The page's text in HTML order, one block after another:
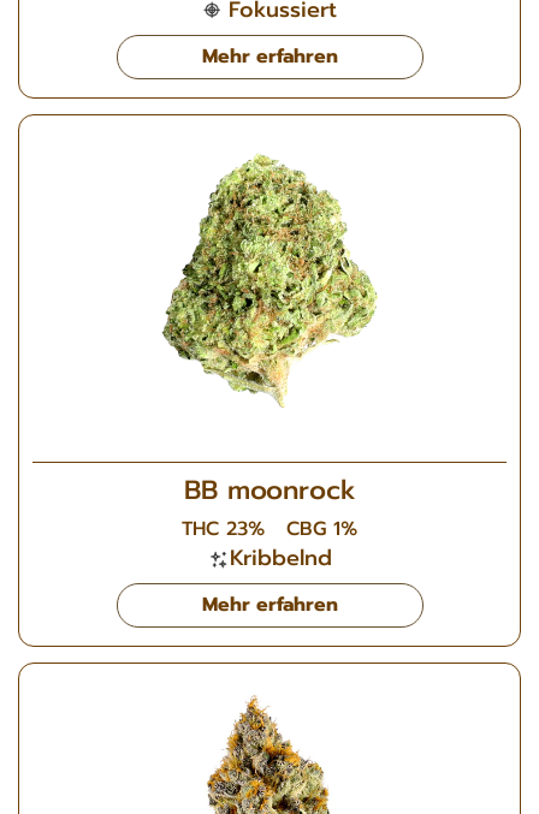
Tangerine
THC 14% CBG 1%
Fokussiert
Mehr erfahren
BB moonrock
THC 23% CBG 1%
Kribbelnd
Mehr erfahren